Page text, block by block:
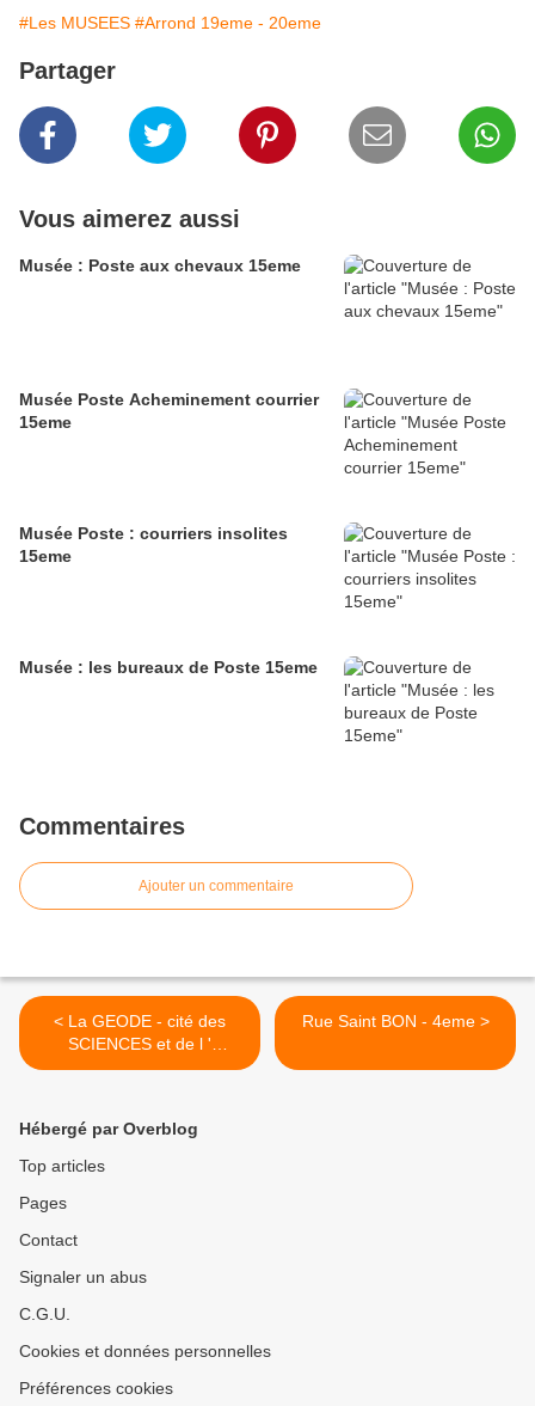
#Les MUSEES #Arrond 19eme - 20eme
Partager
Vous aimerez aussi
Musée : Poste aux chevaux 15eme
Musée Poste Acheminement courrier
15eme
Musée Poste : courriers insolites
15eme
Musée : les bureaux de Poste 15eme
Commentaires
Ajouter un commentaire
< La GEODE - cité des
SCIENCES et de l '
INDUSTRIE - 19eme
Rue Saint BON - 4eme >
Hébergé par Overblog
Top articles
Pages
Contact
Signaler un abus
C.G.U.
Cookies et données personnelles
Préférences cookies